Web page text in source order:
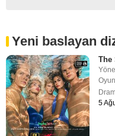
Yeni baslayan
The
5